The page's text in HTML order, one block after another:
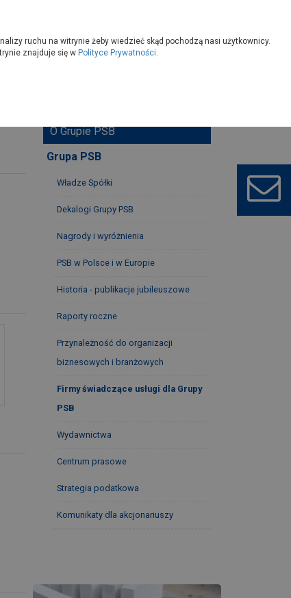
O Grupie PSB
Grupa PSB
Władze Spółki
Dekalogi Grupy PSB
Nagrody i wyróżnienia
PSB w Polsce i w Europie
Historia - publikacje jubileuszowe
Raporty roczne
Przynależność do organizacji
biznesowych i branżowych
Firmy świadczące usługi dla Grupy
PSB
Wydawnictwa
Centrum prasowe
Strategia podatkowa
Komunikaty dla akcjonariuszy
ruchu na witrynie żeby wiedzieć skąd pochodzą nasi użytkownicy.
znajduje się w Polityce Prywatności.